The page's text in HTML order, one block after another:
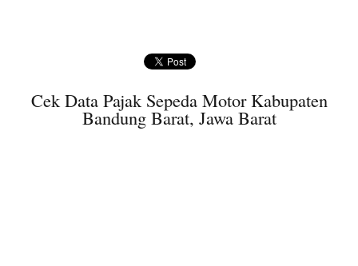
Cek Data Pajak Sepeda Motor Kabupaten
Bandung Barat, Jawa Barat